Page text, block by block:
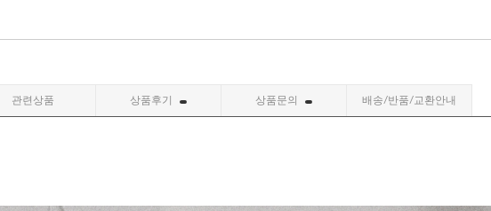
관련상품 상품후기 상품문의 배송/반품/교환안내